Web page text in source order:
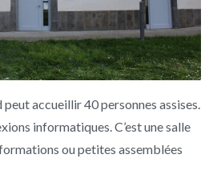
peut accueillir 40 personnes assises.
informatiques. C’est une salle
ou petites assemblées